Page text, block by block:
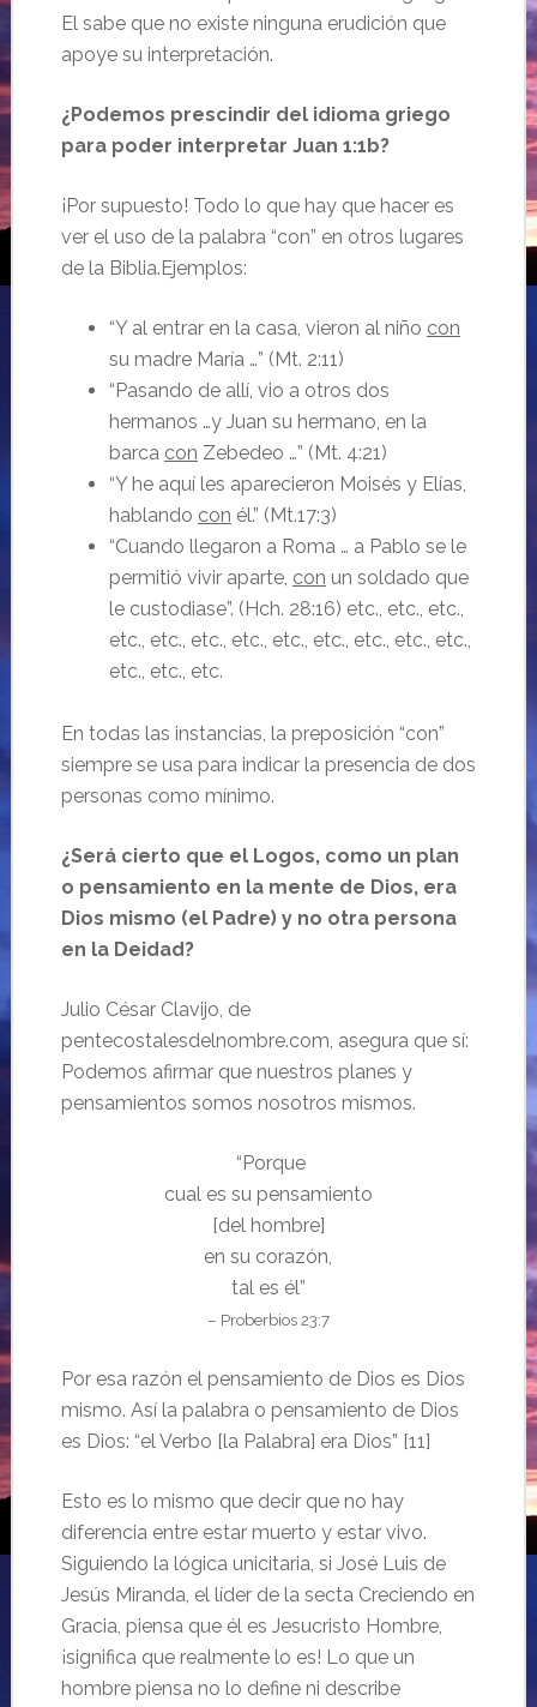
El sabe que no existe ninguna erudición que
apoye su interpretación.
¿Podemos prescindir del idioma griego
para poder interpretar Juan 1:1b?
¡Por supuesto! Todo lo que hay que hacer es
ver el uso de la palabra “con” en otros lugares
de la Biblia.Ejemplos:
“Y al entrar en la casa, vieron al niño con
su madre María …” (Mt. 2:11)
“Pasando de allí, vio a otros dos
hermanos …y Juan su hermano, en la
barca con Zebedeo …” (Mt. 4:21)
“Y he aquí les aparecieron Moisés y Elías,
hablando con él.” (Mt.17:3)
“Cuando llegaron a Roma … a Pablo se le
permitió vivir aparte, con un soldado que
le custodiase”. (Hch. 28:16) etc., etc., etc.,
etc., etc., etc., etc., etc., etc., etc., etc., etc.,
etc., etc., etc.
En todas las instancias, la preposición “con”
siempre se usa para indicar la presencia de dos
personas como mínimo.
¿Será cierto que el Logos, como un plan
o pensamiento en la mente de Dios, era
Dios mismo (el Padre) y no otra persona
en la Deidad?
Julio César Clavijo, de
pentecostalesdelnombre.com, asegura que sí:
Podemos afirmar que nuestros planes y
pensamientos somos nosotros mismos.
“Porque
cual es su pensamiento
[del hombre]
en su corazón,
tal es él”
– Proberbios 23:7
Por esa razón el pensamiento de Dios es Dios
mismo. Así la palabra o pensamiento de Dios
es Dios: “el Verbo [la Palabra] era Dios” [11]
Esto es lo mismo que decir que no hay
diferencia entre estar muerto y estar vivo.
Siguiendo la lógica unicitaria, si José Luis de
Jesús Miranda, el líder de la secta Creciendo en
Gracia, piensa que él es Jesucristo Hombre,
¡significa que realmente lo es! Lo que un
hombre piensa no lo define ni describe